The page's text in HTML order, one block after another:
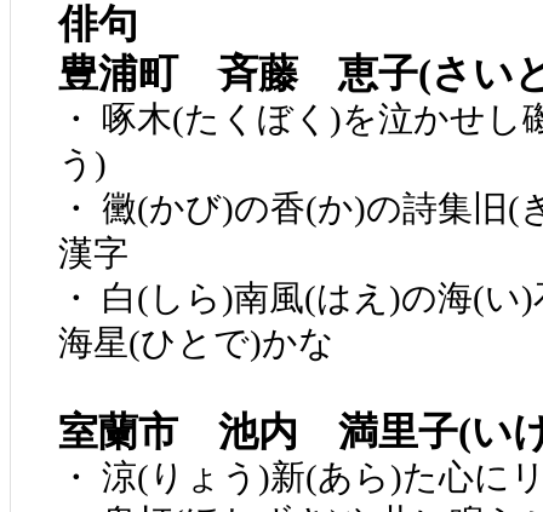
俳句
豊浦町 斉藤 恵子(さい
・ 啄木(たくぼく)を泣かせ
う)
・ 黴(かび)の香(か)の詩集旧
漢字
・ 白(しら)南風(はえ)の海(
海星(ひとで)かな
室蘭市 池内 満里子(い
・ 涼(りょう)新(あら)た心に